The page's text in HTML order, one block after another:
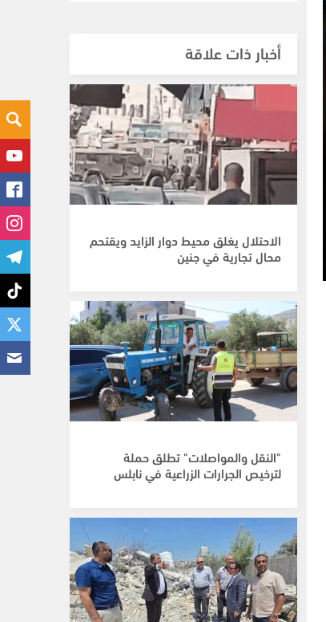
أخبار ذات علاقة
الاحتلال يغلق محيط دوار الزايد ويقتحم
محال تجارية في جنين
"النقل والمواصلات" تطلق حملة
لترخيص الجرارات الزراعية في نابلس